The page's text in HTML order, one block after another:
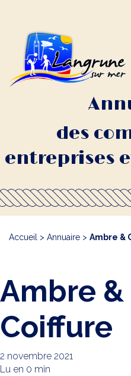
des
entreprises
Accueil > Annuaire > Ambre &
Ambre
Coiffure
2 novembre 2021
Lu en 0 min